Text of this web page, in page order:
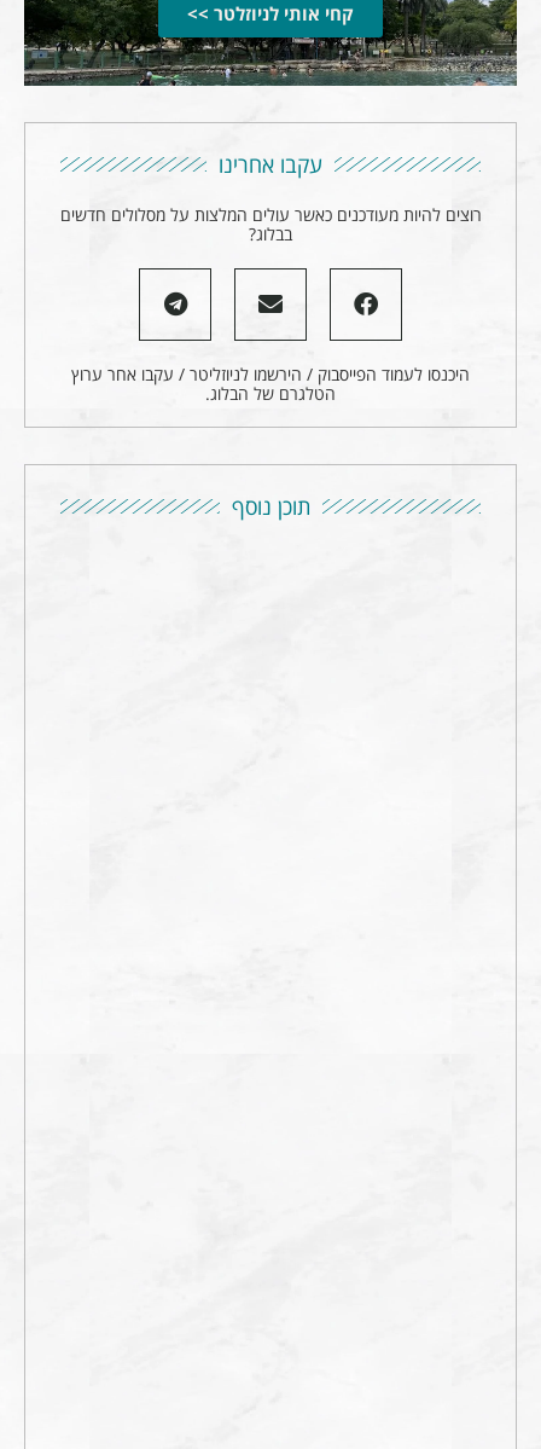
קחי אותי לניוזלטר >>
עקבו אחרינו
רוצים להיות מעודכנים כאשר עולים המלצות על מסלולים חדשים
בבלוג?
היכנסו לעמוד הפייסבוק / הירשמו לניוזליטר / עקבו אחר ערוץ
הטלגרם של הבלוג.
תוכן נוסף